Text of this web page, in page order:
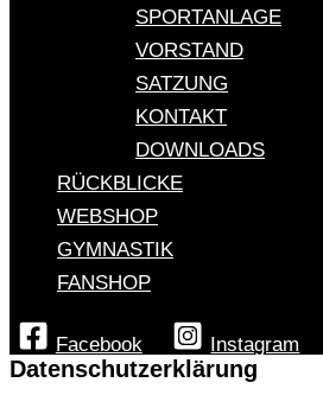
SPORTANLAGE
VORSTAND
SATZUNG
KONTAKT
DOWNLOADS
RÜCKBLICKE
WEBSHOP
GYMNASTIK
FANSHOP
Facebook Instagram
Datenschutzerklärung